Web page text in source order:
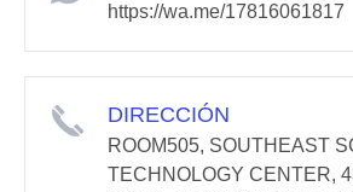
https://wa.me/17816061817
DIRECCIÓN
ROOM505, SOUTHEAST
TECHNOLOGY CENTER,